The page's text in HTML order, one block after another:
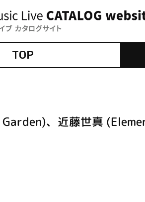
TOP
、近藤世真